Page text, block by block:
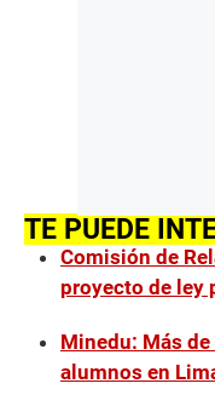
TE PUEDE
Comisión de
proyecto de ley
Minedu: Más
alumnos en